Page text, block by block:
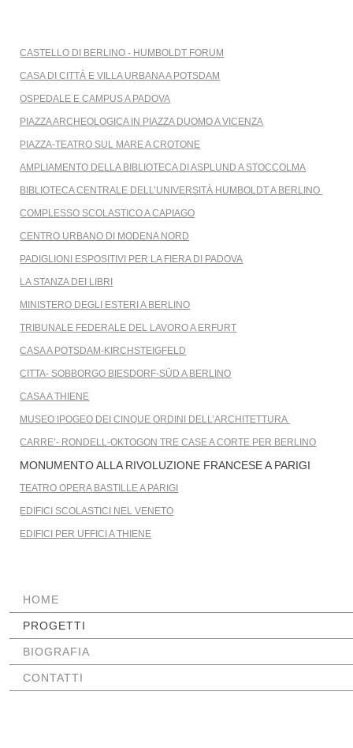
Salta
CASTELLO DI BERLINO - HUMBOLDT FORUM
CASA DI CITTÀ E VILLA URBANA A POTSDAM
OSPEDALE E CAMPUS A PADOVA
PIAZZA ARCHEOLOGICA IN PIAZZA DUOMO A VICENZA
PIAZZA-TEATRO SUL MARE A CROTONE
AMPLIAMENTO DELLA BIBLIOTECA DI ASPLUND A STOCCOLMA
BIBLIOTECA CENTRALE DELL’UNIVERSITÀ HUMBOLDT A BERLINO
COMPLESSO SCOLASTICO A CAPIAGO
CENTRO URBANO DI MODENA NORD
PADIGLIONI ESPOSITIVI PER LA FIERA DI PADOVA
LA STANZA DEI LIBRI
MINISTERO DEGLI ESTERI A BERLINO
TRIBUNALE FEDERALE DEL LAVORO A ERFURT
CASA A POTSDAM-KIRCHSTEIGFELD
CITTA- SOBBORGO BIESDORF-SÜD A BERLINO
CASA A THIENE
MUSEO IPOGEO DEI CINQUE ORDINI DELL’ARCHITETTURA
CARRE’- RONDELL-OKTOGON TRE CASE A CORTE PER BERLINO
MONUMENTO ALLA RIVOLUZIONE FRANCESE A PARIGI
TEATRO OPERA BASTILLE A PARIGI
EDIFICI SCOLASTICI NEL VENETO
EDIFICI PER UFFICI A THIENE
SALTA
LA
NAVIGAZIONE
HOME
PROGETTI
BIOGRAFIA
CONTATTI